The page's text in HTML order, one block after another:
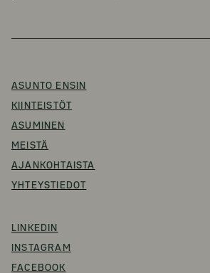
ASUNTO ENSIN
KIINTEISTÖT
ASUMINEN
MEISTÄ
AJANKOHTAISTA
YHTEYSTIEDOT
LINKEDIN
INSTAGRAM
FACEBOOK